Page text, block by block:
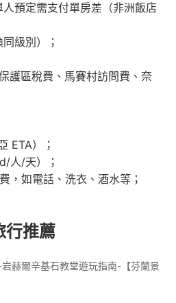
預定需支付單房差（非洲飯店
級別）；
護區稅費、馬賽村訪問費、奈
ETA）；
人/天）；
，如電話、洗衣、酒水等；
行推薦
赫爾辛基石教堂遊玩指南-【芬蘭景